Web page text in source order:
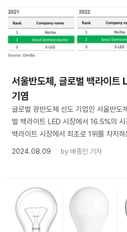
서울반도체, 글로벌 백라이트
기염
글로벌 광반도체 선도 기업인 서울반
벌 백라이트 LED 시장에서 16.5%의 시
백라이트 시장에서 최초로 1위를 차지
2024.08.09
by 배종인 기자